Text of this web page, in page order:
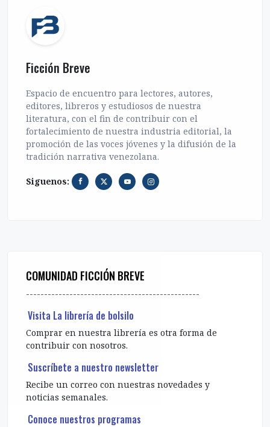
Ficción Breve
Espacio de encuentro para lectores, autores,
editores, libreros y estudiosos de nuestra
literatura, con el fin de contribuir con el
fortalecimiento de nuestra industria editorial, la
promoción de las voces jóvenes y la difusión de la
tradición narrativa venezolana.
Siguenos:
COMUNIDAD FICCIÓN BREVE
------------------------------------------------
Visita La librería de bolsilo
Comprar en nuestra librería es otra forma de
contribuir con nosotros.
Suscríbete a nuestro newsletter
Recibe un correo con nuestras novedades y
noticias semanales.
Conoce nuestros programas